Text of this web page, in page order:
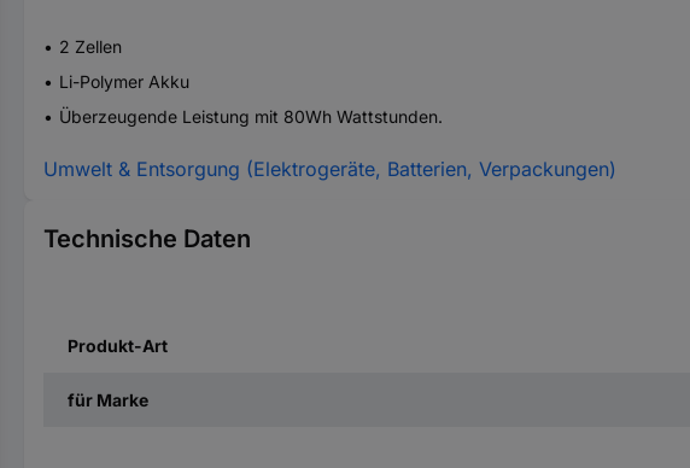
2 Zellen
Li-Polymer Akku
Überzeugende Leistung mit 80Wh Wattstunden.
Umwelt & Entsorgung (Elektrogeräte, Batterien, Verpackungen)
Technische Daten
Produkt-Art
für Marke